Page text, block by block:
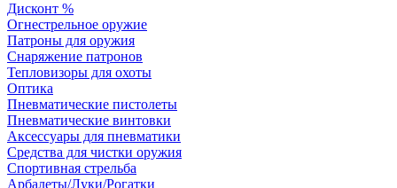
Дисконт %
Огнестрельное оружие
Патроны для оружия
Снаряжение патронов
Тепловизоры для охоты
Оптика
Пневматические пистолеты
Пневматические винтовки
Аксессуары для пневматики
Средства для чистки оружия
Спортивная стрельба
Арбалеты/Луки/Рогатки